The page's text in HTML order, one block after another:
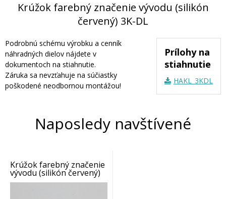
Krúžok farebný značenie vývodu (silikón
červený) 3K-DL
Prílohy na
stiahnutie
Podrobnú schému výrobku a cenník
náhradných dielov nájdete v
dokumentoch na stiahnutie.
Záruka sa nevzťahuje na súčiastky
poškodené neodbornou montážou!
Naposledy navštívené
Krúžok farebný značenie
vývodu (silikón červený)
3K-DL